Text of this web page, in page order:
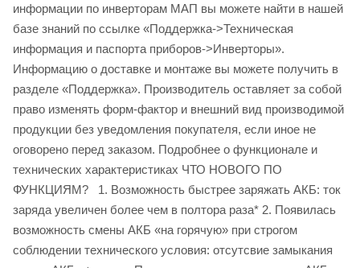
информации по инверторам МАП вы можете найти в нашей
базе знаний по ссылке «Поддержка->Техническая
информация и паспорта приборов->Инверторы».
Информацию о доставке и монтаже вы можете получить в
разделе «Поддержка». Производитель оставляет за собой
право изменять форм-фактор и внешний вид производимой
продукции без уведомления покупателя, если иное не
оговорено перед заказом. Подробнее о функционале и
технических характеристиках ЧТО НОВОГО ПО
ФУНКЦИЯМ? 1. Возможность быстрее заряжать АКБ: ток
заряда увеличен более чем в полтора раза* 2. Появилась
возможность смены АКБ «на горячую» при строгом
соблюдении технического условия: отсутсвие замыкания